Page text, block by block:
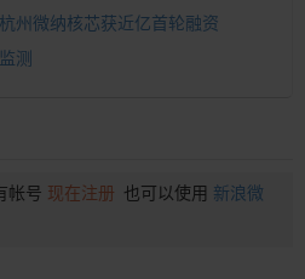
州微纳核芯获近亿首轮融资
测
帐号 现在注册 也可以使用 新浪微